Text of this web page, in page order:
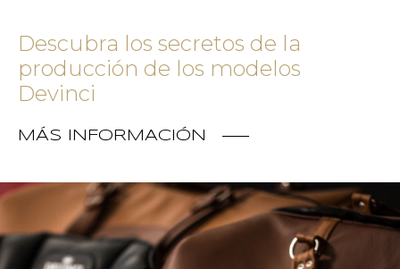
Descubra los secretos de la
producción de los modelos
Devinci
MÁS INFORMACIÓN